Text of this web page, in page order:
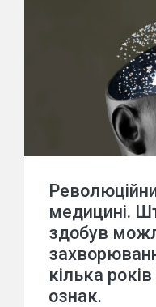
медицині.
здобув
кілька
ознак.